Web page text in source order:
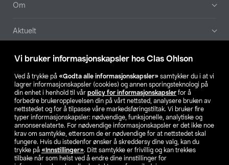
Vi bruker informasjonskapsler hos Clas Ohlson
Ved å trykke på «Godta alle informasjonskapsler» samtykker du i at vi
lagrer informasjonskapsler (cookies) og annen sporingsteknologi på
din enhet i henhold til vår policy for informasjonskapsler for å
forbedre brukeropplevelsen din på vårt nettsted, analysere bruken av
nettstedet og for å tilpasse våre markedsføringstiltak. Vi bruker fire
typer informasjonskapsler: nødvendige, funksjonelle, analytiske og
annonserelaterte. For nødvendige informasjonskapsler er det ikke noe
krav om samtykke, ettersom de er nødvendige for at nettstedet skal
fungere. Hvis du istedenfor ønsker å skreddersy dine valg, kan du
trykke på «Innstillinger». Ditt samtykke er frivillig og kan trekkes
tilbake når som helst ved å endre dine innstillinger for
Om
Aktuelt
Våre selskaper
Finn din butikk
SE NO FI